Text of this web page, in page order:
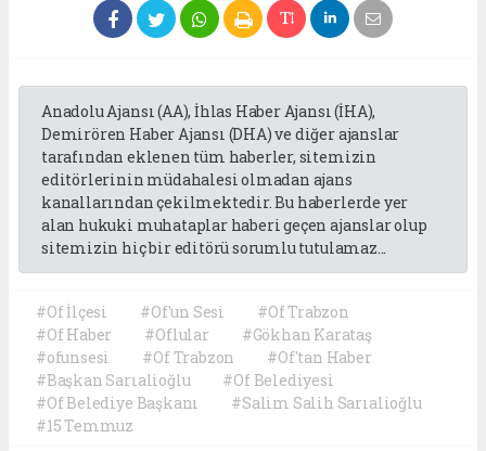
Anadolu Ajansı (AA), İhlas Haber Ajansı (İHA),
Demirören Haber Ajansı (DHA) ve diğer ajanslar
tarafından eklenen tüm haberler, sitemizin
editörlerinin müdahalesi olmadan ajans
kanallarından çekilmektedir. Bu haberlerde yer
alan hukuki muhataplar haberi geçen ajanslar olup
sitemizin hiç bir editörü sorumlu tutulamaz...
#Of İlçesi #Of'un Sesi
#Of Trabzon
#Of Haber
#Oflular
#Gökhan Karataş
#ofunsesi
#Of Trabzon
#Of'tan Haber
#Başkan Sarıalioğlu
#Of Belediyesi
#Of Belediye Başkanı
#Salim Salih Sarıalioğlu
#15 Temmuz